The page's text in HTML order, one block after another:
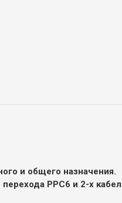
и общего назначения.
перехода РРС6 и 2-х